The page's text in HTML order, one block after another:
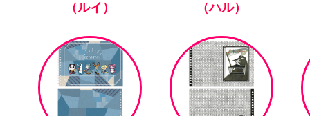
（ルイ）
（ハル）